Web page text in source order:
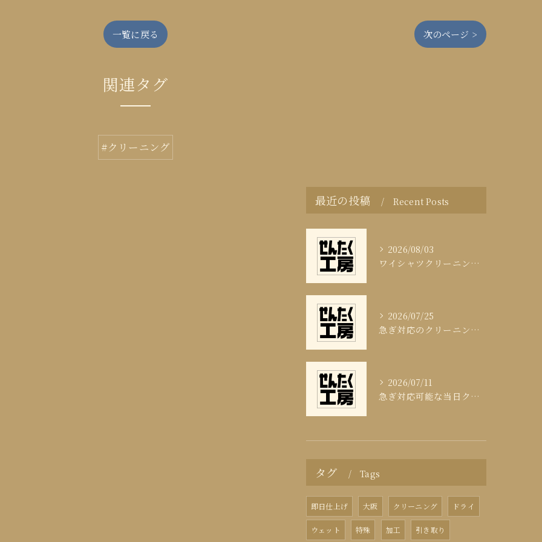
一覧に戻る 次のページ >
関連タグ
#クリーニング
最近の投稿 Recent Posts
2026/08/03
ワイシャツクリーニング頻度と清潔感の科学
2026/07/25
急ぎ対応のクリーニング即日サービスの秘訣
2026/07/11
急ぎ対応可能な当日クリーニングの実態
タグ Tags
即日仕上げ 大阪 クリーニング ドライ
ウェット 特殊 加工 引き取り